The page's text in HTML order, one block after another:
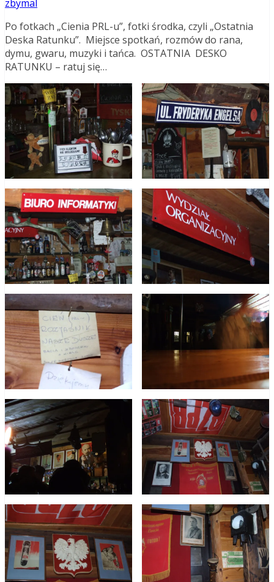
zbymal
Po fotkach „Cienia PRL-u”, fotki środka, czyli „Ostatnia
Deska Ratunku”. Miejsce spotkań, rozmów do rana,
dymu, gwaru, muzyki i tańca. OSTATNIA DESKO
RATUNKU – ratuj się…